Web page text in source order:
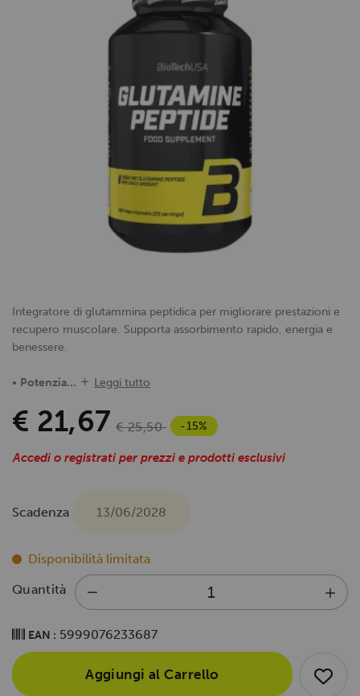
Integratore di glutammina peptidica per migliorare prestazioni e
recupero muscolare. Supporta assorbimento rapido, energia e
benessere.
• Potenzia... Leggi tutto
€ 21,67 € 25,50 -15%
Accedi o registrati per prezzi e prodotti esclusivi
Scadenza 13/06/2028
Disponibilità limitata
Quantità
EAN : 5999076233687
Aggiungi al Carrello